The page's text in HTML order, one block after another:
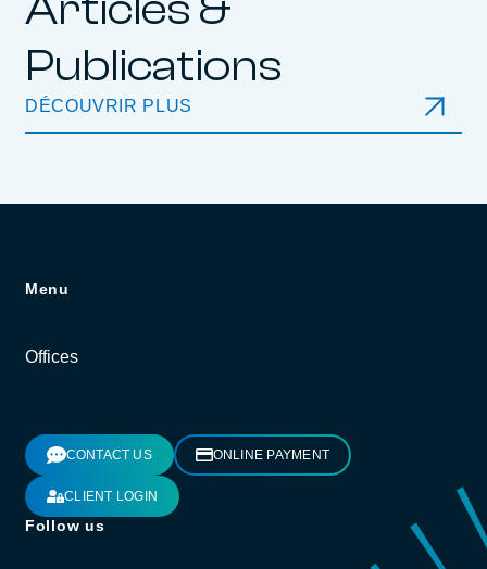
Publications
DÉCOUVRIR PLUS
Menu
Offices
CONTACT US ONLINE PAYMENT
CLIENT LOGIN
Follow us